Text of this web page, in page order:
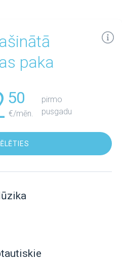
paka
50
€/mēn.
pirmo
pusgadu